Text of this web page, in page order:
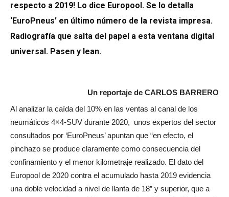
respecto a 2019! Lo dice Europool. Se lo detalla
‘EuroPneus’ en último número de la revista impresa.
Radiografía que salta del papel a esta ventana digital
universal. Pasen y lean.
Un reportaje de CARLOS BARRERO
Al analizar la caída del 10% en las ventas al canal de los
neumáticos 4×4-SUV durante 2020, unos expertos del sector
consultados por ‘EuroPneus’ apuntan que “en efecto, el
pinchazo se produce claramente como consecuencia del
confinamiento y el menor kilometraje realizado. El dato del
Europool de 2020 contra el acumulado hasta 2019 evidencia
una doble velocidad a nivel de llanta de 18” y superior, que a